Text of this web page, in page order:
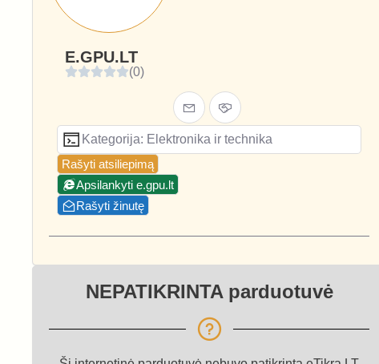
E.GPU.LT
(0)
Kategorija: Elektronika ir technika
Rašyti atsiliepimą
Apsilankyti e.gpu.lt
Rašyti žinutę
NEPATIKRINTA parduotuvė